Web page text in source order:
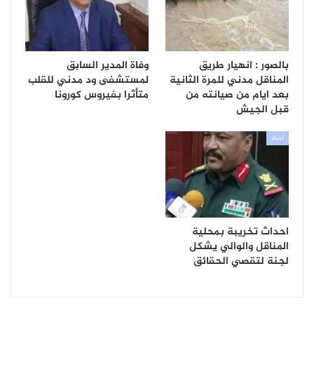
بالصور : انهيار طريق
المناقل مدني للمرة الثانية
بعد ايام من صيانته من
قبل الجيش
وفاة المدير السابق
لمستشفى ود مدني للقلب
متأثرا بفيروس كورونا
أخبار
احداث تخريبة بمحلية
المناقل والوالي يشكل
لجنة لتقصي الحقائق